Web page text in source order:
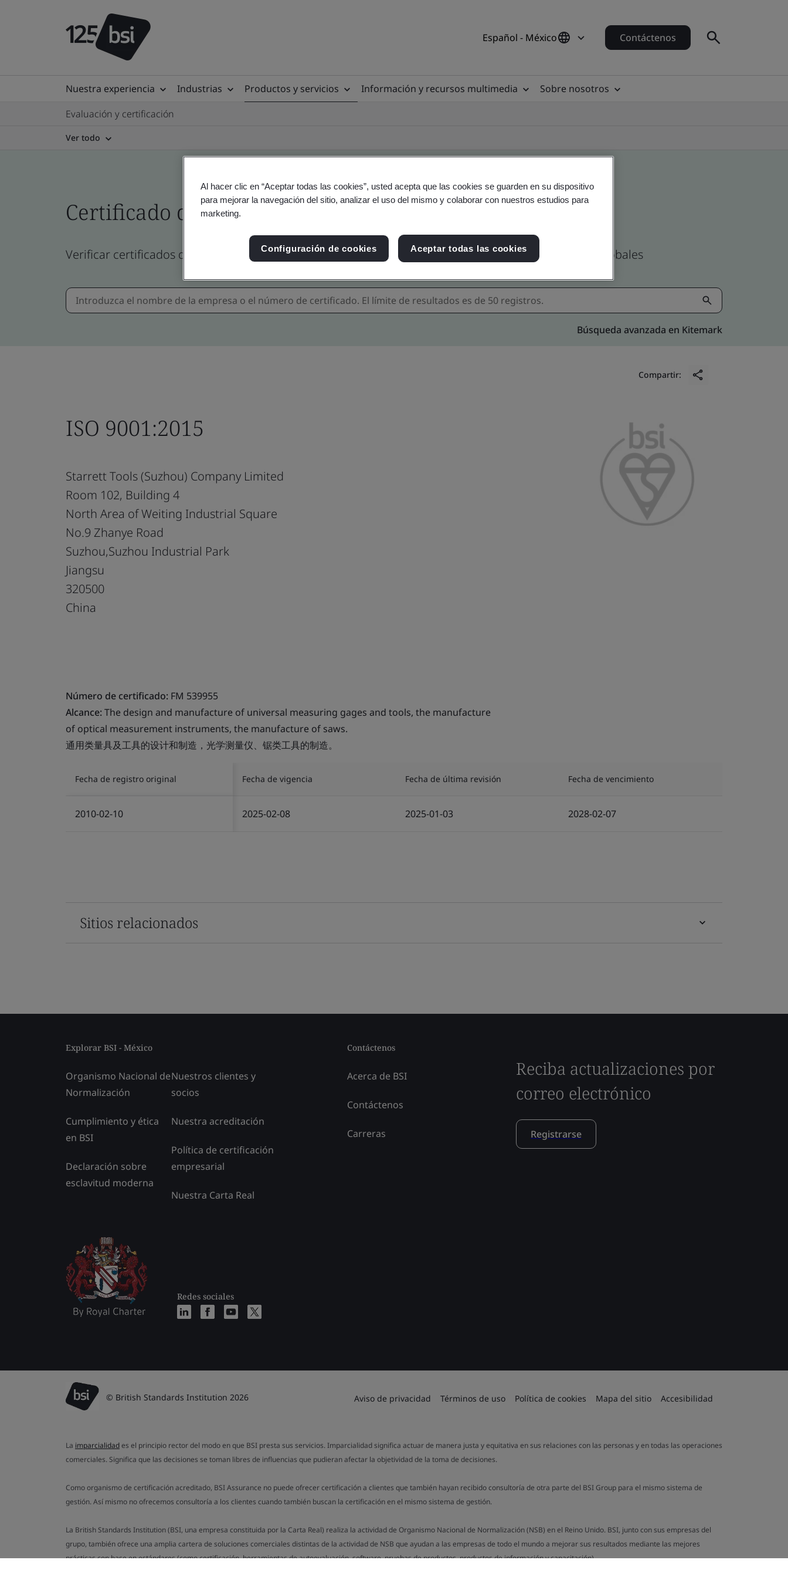
Español - México Contáctenos
Nuestra experiencia Industrias Productos y servicios Información y recursos multimedia
Sobre nosotros
Evaluación y certificación
Ver todo
Certificado del directorio de clientes
Verificar certificados de empresa, sitio y producto - Validación y Verificación, empresas Mexicanas y globales
Búsqueda avanzada en Kitemark
Compartir:
ISO 9001:2015
Starrett Tools (Suzhou) Company Limited
Room 102, Building 4
North Area of Weiting Industrial Square
No.9 Zhanye Road
Suzhou,Suzhou Industrial Park
Jiangsu
320500
China
Número de certificado: FM 539955
Alcance:The design and manufacture of universal measuring gages and tools, the manufacture
of optical measurement instruments, the manufacture of saws.
通用类量具及工具的设计和制造，光学测量仪、锯类工具的制造。
Fecha de registro original Fecha de vigencia Fecha de última revisión Fecha de vencimiento
2010-02-10 2025-02-08 2025-01-03 2028-02-07
Sitios relacionados
Explorar BSI - México
Organismo Nacional de
Normalización
Cumplimiento y ética
en BSI
Declaración sobre
esclavitud moderna
Nuestros clientes y
socios
Nuestra acreditación
Política de certificación
empresarial
Nuestra Carta Real
Redes sociales
Contáctenos
Acerca de BSI
Contáctenos
Carreras
Reciba actualizaciones por
correo electrónico
Registrarse
© British Standards Institution 2026 Aviso de privacidad Términos de uso Política de cookies Mapa del sitio Accesibilidad
La imparcialidades el principio rector del modo en que BSI presta sus servicios. Imparcialidad significa actuar de manera justa y equitativa en sus relaciones con las personas y en todas las operaciones
comerciales. Significa que las decisiones se toman libres de influencias que pudieran afectar la objetividad de la toma de decisiones.
Como organismo de certificación acreditado, BSI Assurance no puede ofrecer certificación a clientes que también hayan recibido consultoría de otra parte del BSI Group para el mismo sistema de
gestión. Así mismo no ofrecemos consultoría a los clientes cuando también buscan la certificación en el mismo sistema de gestión.
La British Standards Institution (BSI, una empresa constituida por la Carta Real) realiza la actividad de Organismo Nacional de Normalización (NSB) en el Reino Unido. BSI, junto con sus empresas del
grupo, también ofrece una amplia cartera de soluciones comerciales distintas de la actividad de NSB que ayudan a las empresas de todo el mundo a mejorar sus resultados mediante las mejores
prácticas con base en estándares (como certificación, herramientas de autoevaluación, software, pruebas de productos, productos de información y capacitación).
Al hacer clic en “Aceptar todas las cookies”, usted acepta que las cookies se guarden en su dispositivo
para mejorar la navegación del sitio, analizar el uso del mismo y colaborar con nuestros estudios para
marketing.
Configuración de cookies Aceptar todas las cookies